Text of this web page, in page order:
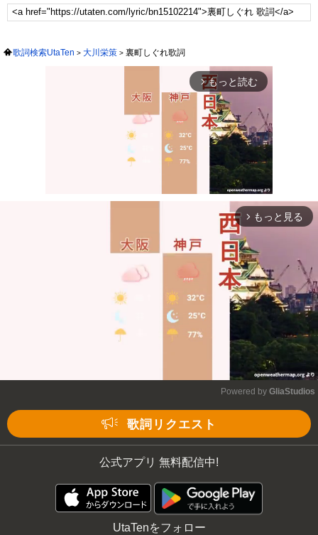
歌詞検索UtaTen 大川栄策 裏町しぐれ歌詞
arrow_forward_ios もっと読む
Mute
arrow_forward_ios もっと見る
Powered by GliaStudios
歌詞リクエスト
公式アプリ 無料配信中!
UtaTenをフォロー